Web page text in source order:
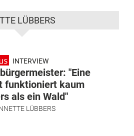
LÜBBERS
INTERVIEW
"Eine
funktioniert kaum
als ein Wald"
LÜBBERS